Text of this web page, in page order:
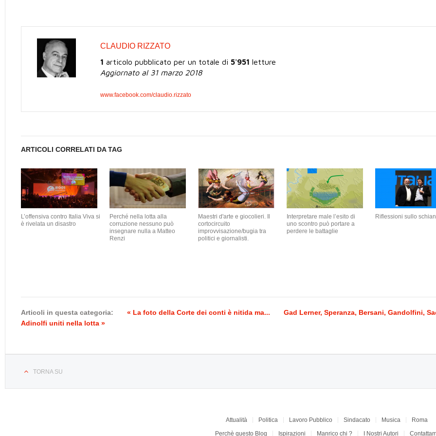
CLAUDIO RIZZATO
1 articolo pubblicato per un totale di 5'951 letture
Aggiornato al 31 marzo 2018
www.facebook.com/claudio.rizzato
ARTICOLI CORRELATI DA TAG
L’offensiva contro Italia Viva si
è rivelata un disastro
Perché nella lotta alla
corruzione nessuno può
insegnare nulla a Matteo
Renzi
Maestri d'arte e giocolieri. Il
cortocircuito
improvvisazione/bugia tra
politici e giornalisti.
Interpretare male l’esito di
uno scontro può portare a
perdere le battaglie
Riflessioni sullo
Articoli in questa categoria: « La foto della Corte dei conti è nitida ma...
Gad Lerner, Speranza, Bersani, Gandolfini,
Adinolfi uniti nella lotta »
TORNA SU
Attualità Politica Lavoro Pubblico Sindacato Musica
Roma
Perchè questo Blog
Ispirazioni Manrico chi ? I Nostri Autori